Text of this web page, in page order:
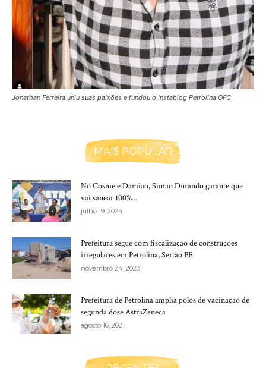
Jonathan Ferreira uniu suas paixões e fundou o Instablog Petrolina OFC
MAIS POPULAR
No Cosme e Damião, Simão Durando garante que
vai sanear 100%...
julho 19, 2024
Prefeitura segue com fiscalização de construções
irregulares em Petrolina, Sertão PE
novembro 24, 2023
Prefeitura de Petrolina amplia polos de vacinação de
segunda dose AstraZeneca
agosto 16, 2021